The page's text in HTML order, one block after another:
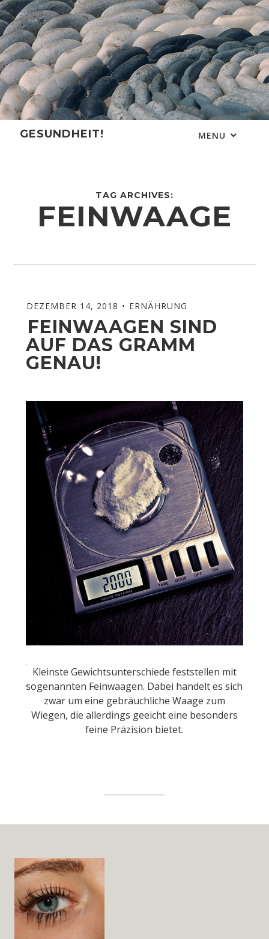
Skip
to
content
GESUNDHEIT! MENU
TAG ARCHIVES:
FEINWAAGE
DEZEMBER 14, 2018 ERNÄHRUNG
FEINWAAGEN SIND
AUF DAS GRAMM
GENAU!
Kleinste Gewichtsunterschiede feststellen mit
sogenannten Feinwaagen. Dabei handelt es sich
zwar um eine gebräuchliche Waage zum
Wiegen, die allerdings geeicht eine besonders
feine Präzision bietet.
Area